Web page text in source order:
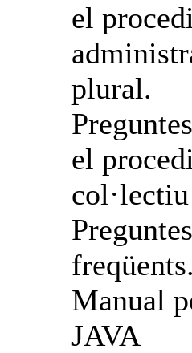
el
plural.
el
col·lectiu
Manual
JAVA